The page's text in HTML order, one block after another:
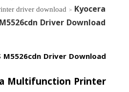
driver download > Kyocera
M5526cdn Driver Download
M5526cdn Driver Download
Multifunction Printer